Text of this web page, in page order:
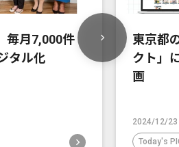
毎月7,000件
タル化
東京都
クト」
画
2024/12/23
Today's